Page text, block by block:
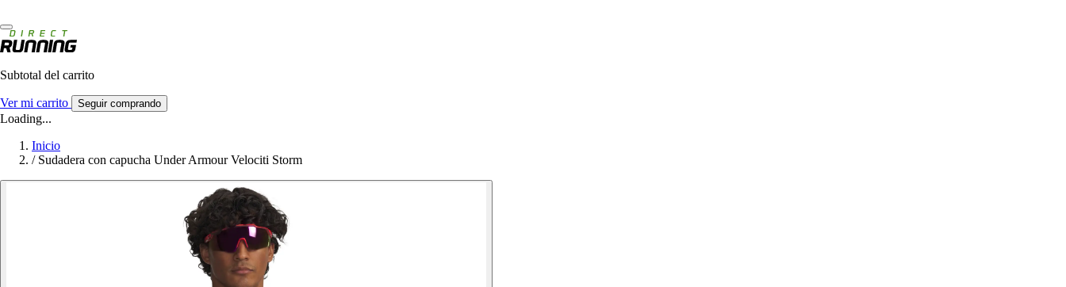
Subtotal del carrito
Ver mi carrito Seguir comprando
Loading...
Inicio
/ Sudadera con capucha Under Armour Velociti Storm